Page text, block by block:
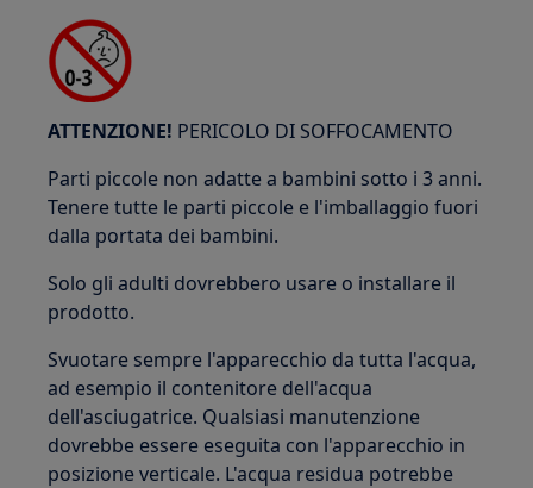
ATTENZIONE! PERICOLO DI SOFFOCAMENTO
Parti piccole non adatte a bambini sotto i 3 anni.
Tenere tutte le parti piccole e l'imballaggio fuori
dalla portata dei bambini.
Solo gli adulti dovrebbero usare o installare il
prodotto.
Svuotare sempre l'apparecchio da tutta l'acqua,
ad esempio il contenitore dell'acqua
dell'asciugatrice. Qualsiasi manutenzione
dovrebbe essere eseguita con l'apparecchio in
posizione verticale. L'acqua residua potrebbe